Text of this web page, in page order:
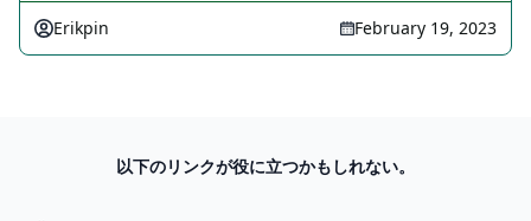
Erikpin February 19, 2023
以下のリンクが役に立つかもしれない。